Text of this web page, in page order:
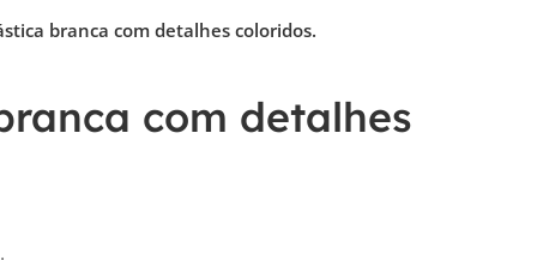
branca com detalhes coloridos.
com detalhes